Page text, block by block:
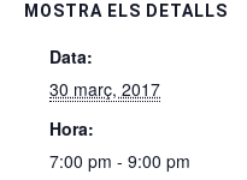
MOSTRA ELS DETALLS
Data:
30 març, 2017
Hora:
7:00 pm - 9:00 pm